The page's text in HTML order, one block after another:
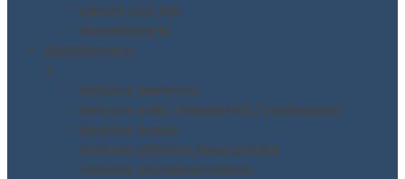
Lavora con noi
Questionario
Questionario
▼
Settore generico
Settore edili / impiantisti / costruzioni
Settore legno
Settore officine meccaniche
Settore metalmeccanico